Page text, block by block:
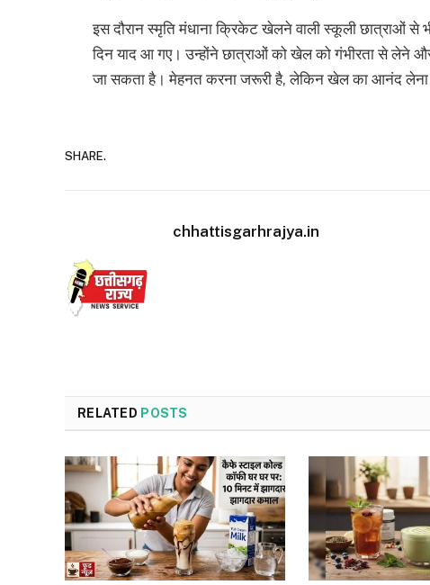
इस दौरान स्मृति मंधाना क्रिकेट खेलने वाली स्कूली छात्राओं
दिन याद आ गए। उन्होंने छात्राओं को खेल को गंभीरता से लेने
जा सकता है। मेहनत करना जरूरी है, लेकिन खेल का आनंद लेना
SHARE.
chhattisgarhrajya.in
RELATED POSTS